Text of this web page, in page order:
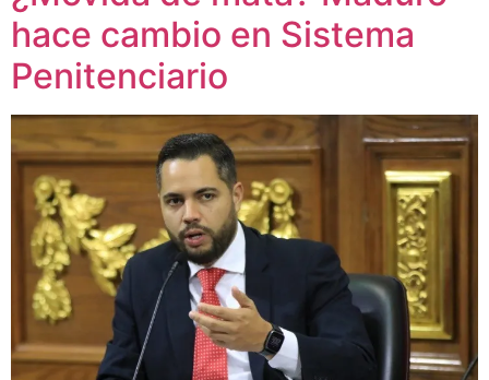
hace cambio en Sistema
Penitenciario